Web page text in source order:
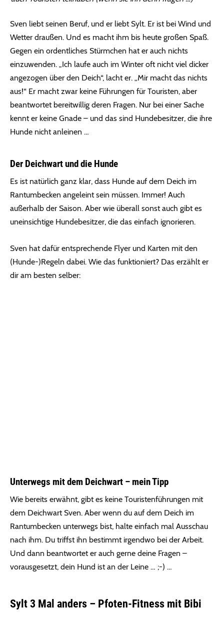
Sven liebt seinen Beruf, und er liebt Sylt. Er ist bei Wind und
Wetter draußen. Und es macht ihm bis heute großen Spaß.
Gegen ein ordentliches Stürmchen hat er auch nichts
einzuwenden. „Ich laufe auch im Winter oft nicht viel dicker
angezogen über den Deich“, lacht er. „Mir macht das nichts
aus!“ Er macht zwar keine Führungen für Touristen, aber
beantwortet bereitwillig deren Fragen. Nur bei einer Sache
kennt er keine Gnade – und das sind Hundebesitzer, die ihre
Hunde nicht anleinen …
Der Deichwart und die Hunde
Es ist natürlich ganz klar, dass Hunde auf dem Deich im
Rantumbecken angeleint sein müssen. Immer! Auch
außerhalb der Saison. Aber wie überall sonst auch gibt es
uneinsichtige Hundebesitzer, die das einfach ignorieren.
Sven hat dafür entsprechende Flyer und Karten mit den
(Hunde-)Regeln dabei. Wie das funktioniert? Das erzählt er
dir am besten selber:
Unterwegs mit dem Deichwart – mein Tipp
Wie bereits erwähnt, gibt es keine Touristenführungen mit
dem Deichwart Sven. Aber wenn du auf dem Deich im
Rantumbecken unterwegs bist, halte einfach mal Ausschau
nach ihm. Du triffst ihn bestimmt irgendwo bei der Arbeit.
Und dann beantwortet er auch gerne deine Fragen –
vorausgesetzt, dein Hund ist an der Leine … ;-) …
Sylt 3 Mal anders – Pfoten-Fitness mit Bibi